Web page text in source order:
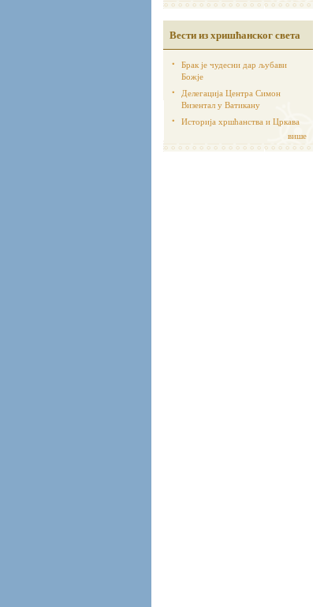
Вести из хришћанског света
Брак је чудесни дар љубави
Божје
Делегација Центра Симон
Визентал у Ватикану
Историја хршћанства и Цркава
више